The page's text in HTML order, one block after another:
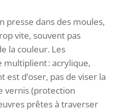
presse dans des moules,
vite, souvent pas
la couleur. Les
: acrylique,
est d’oser, pas de viser la
vernis (protection
prêtes à traverser